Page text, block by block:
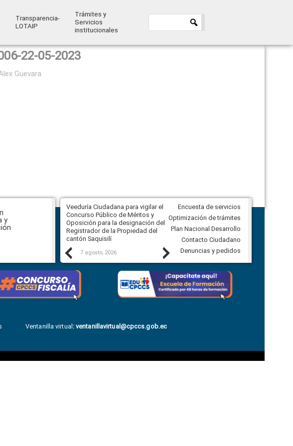
Transparencia-
LOTAIP
Trámites y
Servicios
institucionales
22-05-2023
Guevara
y
Previous
a
de la
Veeduría Ciudadana para vigilar el
Concurso Público de Méritos y
Oposición para la designación del
Registrador de la Propiedad del
cantón Saquisilí
7 agosto, 2026
Veeduría Ciudadana para vigilar la
construcción del asfaltado de
Ballenita del cantón Santa Elena
7 agosto, 2026
Next
Encuesta de servicios
Optimización de trámites
Plan Nacional Desarrollo
Contacto Ciudadano
Denuncias y pedidos
Ventanilla virtual:ventanillavirtual@cpccs.gob.ec